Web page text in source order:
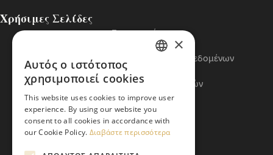
Χρήσιμες Σελίδες
Επικοινωνία
Πολιτική Cookies
Πολιτική Προστασίας Προσωπικών Δεδομένων
Όροι Χρήσης
Πολιτική Διαχείρισης Αναφορών
Βασικός Κώδικας ETI
×
Αυτός ο ιστότοπος
χρησιμοποιεί cookies
This website uses cookies to improve user
experience. By using our website you
consent to all cookies in accordance with
our Cookie Policy. Διαβάστε περισσότερα